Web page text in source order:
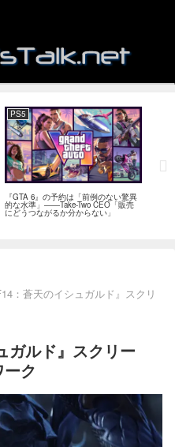
PS5
『GTA 6』の予約は「前例のない驚異
的な水準」――Take-Two CEO「販売
にどうつながるか分からない」
：蒼天のイシュガルド』スクリ
ガルド』スクリー
ク